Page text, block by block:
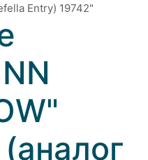
Entry) 19742"